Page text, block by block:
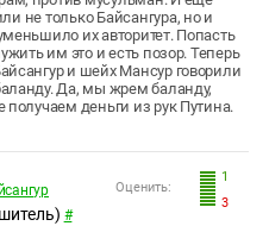
не только Байсангура, но и
их авторитет. Попасть
им это и есть позор. Теперь
и шейх Мансур говорили
Да, мы жрем баланду,
получаем деньги из рук Путина.
1
3
Оценить:
#